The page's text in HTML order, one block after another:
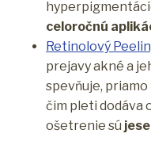
celoročnú
Retinolový
prejavy akné a
spevňuje,
čim pleti dodáva
ošetrenie sú